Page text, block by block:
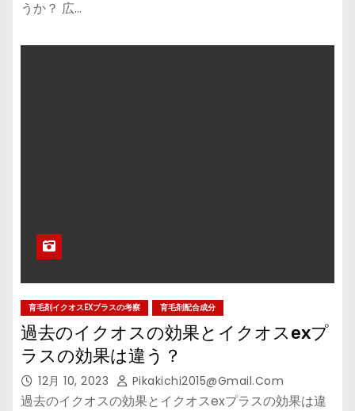
うか？ 広…
育毛剤イクオスEXプラスの考察 育毛剤配合成分
過去のイクオスの効果とイクオスexプ
ラスの効果は違う？
12月 10, 2023 Pikakichi2015@gmail.com
過去のイクオスの効果とイクオスexプラスの効果は違